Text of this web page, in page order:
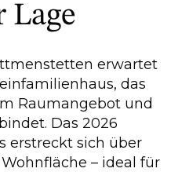
Lage
erwartet
das
Raumangebot und
Das 2026
erstreckt sich über
– ideal für